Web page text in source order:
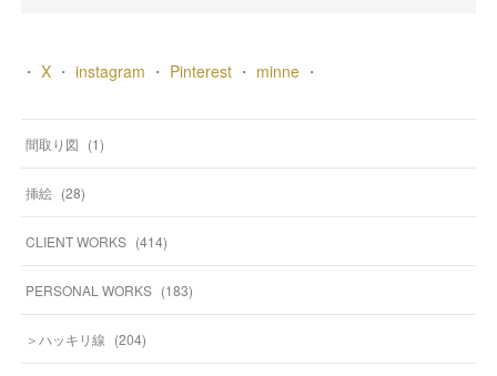
・ X・ instagram ・ Pinterest・ minne・
間取り図 (1)
挿絵 (28)
CLIENT WORKS (414)
PERSONAL WORKS (183)
＞ハッキリ線 (204)